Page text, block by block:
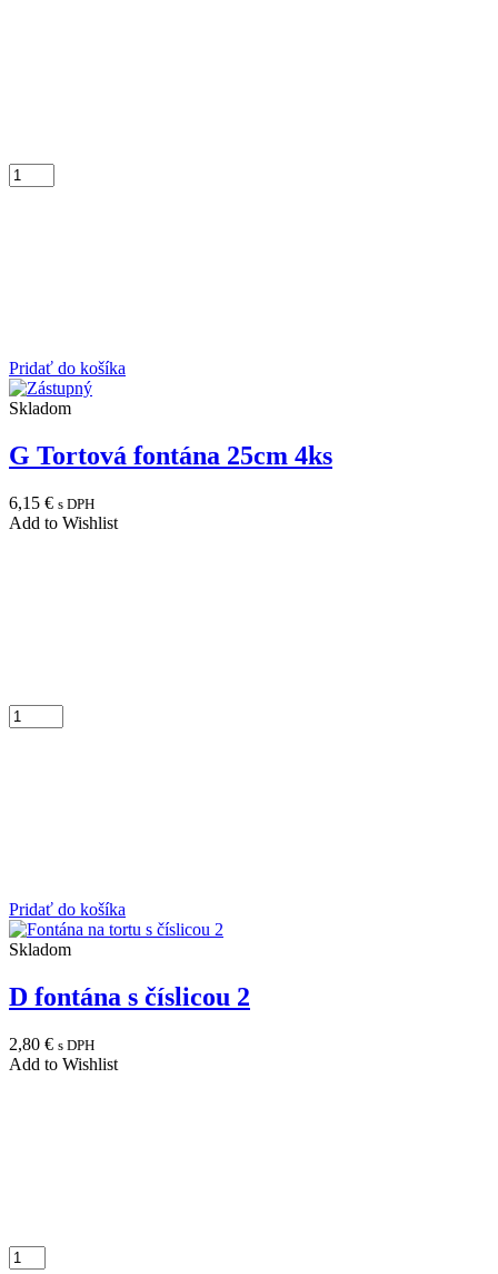
Pridať do košíka
Skladom
G Tortová fontána 25cm 4ks
6,15 € s DPH
Add to Wishlist
Pridať do košíka
Skladom
D fontána s číslicou 2
2,80 € s DPH
Add to Wishlist